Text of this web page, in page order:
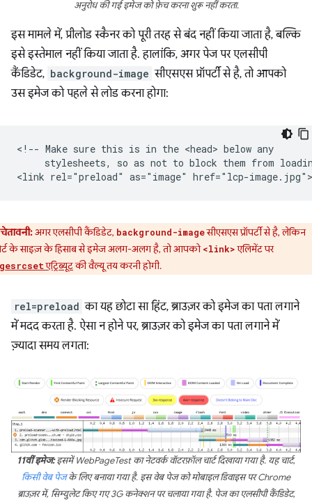
अनुरोध की गई इमेज को फ़ेच करना शुरू नहीं करता.
इस मामले में, प्रीलोड स्कैनर को पूरी तरह से बंद नहीं किया जाता है, बल्कि
इसे इस्तेमाल नहीं किया जाता है. हालांकि, अगर पेज पर एलसीपी
कैंडिडेट, background-image सीएसएस प्रॉपर्टी से है, तो आपको
उस इमेज को पहले से लोड करना होगा:
<!-- Make sure this is in the <head> below any
stylesheets, so as not to block them from
चेतावनी:अगर एलसीपी कैंडिडेट, background-imageसीएसएस प्रॉपर्टी से है, लेकिन
के साइज़ के हिसाब से इमेज अलग-अलग है, तो आपको<link>एलिमेंट पर
एट्रिब्यूटकी वैल्यू तय करनी होगी.
rel=preload का यह छोटा सा हिंट, ब्राउज़र को इमेज का पता लगाने
में मदद करता है. ऐसा न होने पर, ब्राउज़र को इमेज का पता लगाने में
ज़्यादा समय लगता:
11वीं इमेज:इसमें WebPageTest का नेटवर्क वॉटरफ़ॉल चार्ट दिखाया गया है. यह चार्ट,
किसी वेब पेजके लिए बनाया गया है. इस वेब पेज को मोबाइल डिवाइस पर Chrome
ब्राउज़र में, सिम्युलेट किए गए 3G कनेक्शन पर चलाया गया है. पेज का एलसीपी कैंडिडेट,